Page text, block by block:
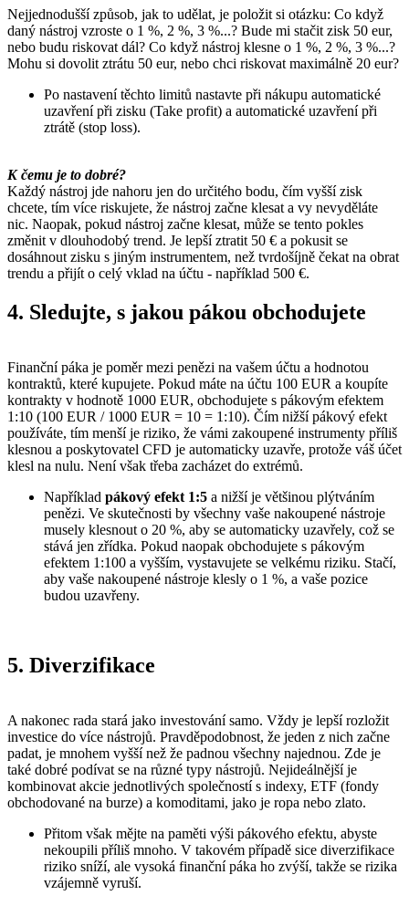
Nejjednodušší způsob, jak to udělat, je položit si otázku: Co když
daný nástroj vzroste o 1 %, 2 %, 3 %...? Bude mi stačit zisk 50 eur,
nebo budu riskovat dál? Co když nástroj klesne o 1 %, 2 %, 3 %...?
Mohu si dovolit ztrátu 50 eur, nebo chci riskovat maximálně 20 eur?
Po nastavení těchto limitů nastavte při nákupu automatické
uzavření při zisku (Take profit) a automatické uzavření při
ztrátě (stop loss).
K čemu je to dobré?
Každý nástroj jde nahoru jen do určitého bodu, čím vyšší zisk
chcete, tím více riskujete, že nástroj začne klesat a vy nevyděláte
nic. Naopak, pokud nástroj začne klesat, může se tento pokles
změnit v dlouhodobý trend. Je lepší ztratit 50 € a pokusit se
dosáhnout zisku s jiným instrumentem, než tvrdošíjně čekat na obrat
trendu a přijít o celý vklad na účtu - například 500 €.
4. Sledujte, s jakou pákou obchodujete
Finanční páka je poměr mezi penězi na vašem účtu a hodnotou
kontraktů, které kupujete. Pokud máte na účtu 100 EUR a koupíte
kontrakty v hodnotě 1000 EUR, obchodujete s pákovým efektem
1:10 (100 EUR / 1000 EUR = 10 = 1:10). Čím nižší pákový efekt
používáte, tím menší je riziko, že vámi zakoupené instrumenty příliš
klesnou a poskytovatel CFD je automaticky uzavře, protože váš účet
klesl na nulu. Není však třeba zacházet do extrémů.
Například pákový efekt 1:5 a nižší je většinou plýtváním
penězi. Ve skutečnosti by všechny vaše nakoupené nástroje
musely klesnout o 20 %, aby se automaticky uzavřely, což se
stává jen zřídka. Pokud naopak obchodujete s pákovým
efektem 1:100 a vyšším, vystavujete se velkému riziku. Stačí,
aby vaše nakoupené nástroje klesly o 1 %, a vaše pozice
budou uzavřeny.
5. Diverzifikace
A nakonec rada stará jako investování samo. Vždy je lepší rozložit
investice do více nástrojů. Pravděpodobnost, že jeden z nich začne
padat, je mnohem vyšší než že padnou všechny najednou. Zde je
také dobré podívat se na různé typy nástrojů. Nejideálnější je
kombinovat akcie jednotlivých společností s indexy, ETF (fondy
obchodované na burze) a komoditami, jako je ropa nebo zlato.
Přitom však mějte na paměti výši pákového efektu, abyste
nekoupili příliš mnoho. V takovém případě sice diverzifikace
riziko sníží, ale vysoká finanční páka ho zvýší, takže se rizika
vzájemně vyruší.